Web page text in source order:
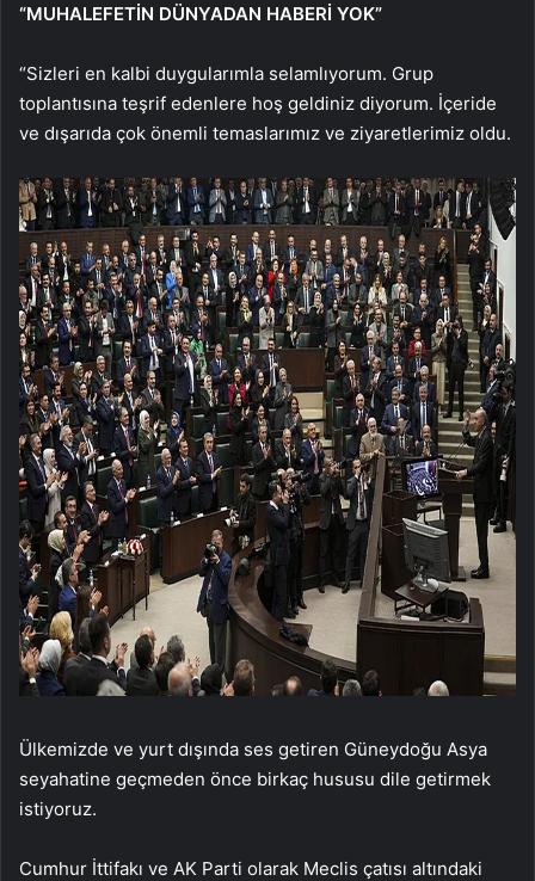
“MUHALEFETİN DÜNYADAN HABERİ YOK”
“Sizleri en kalbi duygularımla selamlıyorum. Grup
toplantısına teşrif edenlere hoş geldiniz diyorum. İçeride
ve dışarıda çok önemli temaslarımız ve ziyaretlerimiz oldu.
Ülkemizde ve yurt dışında ses getiren Güneydoğu Asya
seyahatine geçmeden önce birkaç hususu dile getirmek
istiyoruz.
Cumhur İttifakı ve AK Parti olarak Meclis çatısı altındaki